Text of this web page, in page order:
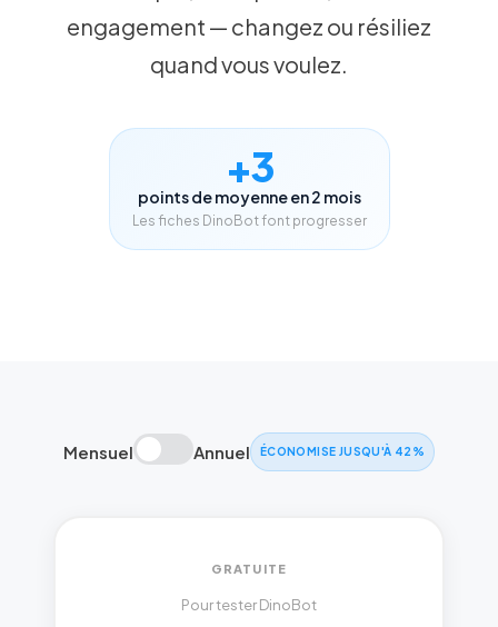
engagement — changez ou résiliez
quand vous voulez.
+3
points de moyenne en 2 mois
Les fiches DinoBot font progresser
Mensuel Annuel ÉCONOMISE JUSQU'À 42%
GRATUITE
Pour tester DinoBot